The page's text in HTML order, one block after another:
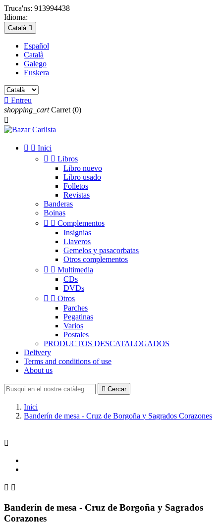
Truca'ns: 913994438
Idioma:
Català 
Español
Català
Galego
Euskera
 Entreu
shopping_cart Carret (0)

  Inici
  Libros
Libro nuevo
Libro usado
Folletos
Revistas
Banderas
Boinas
  Complementos
Insignias
Llaveros
Gemelos y pasacorbatas
Otros complementos
  Multimedia
CDs
DVDs
  Otros
Parches
Pegatinas
Varios
Postales
PRODUCTOS DESCATALOGADOS
Delivery
Terms and conditions of use
About us
 Cercar
Inici
Banderín de mesa - Cruz de Borgoña y Sagrados Corazones

 
Banderín de mesa - Cruz de Borgoña y Sagrados
Corazones